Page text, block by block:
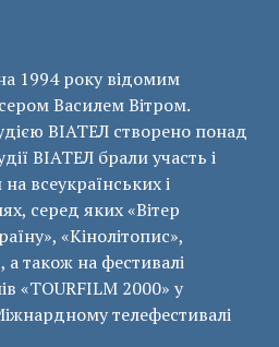
1994 року відомим
Василем Вітром.
ВІАТЕЛ створено понад
ВІАТЕЛ брали участь і
всеукраїнських і
серед яких «Вітер
«Кінолітопис»,
також на фестивалі
«ТОURFILM 2000» у
телефестивалі